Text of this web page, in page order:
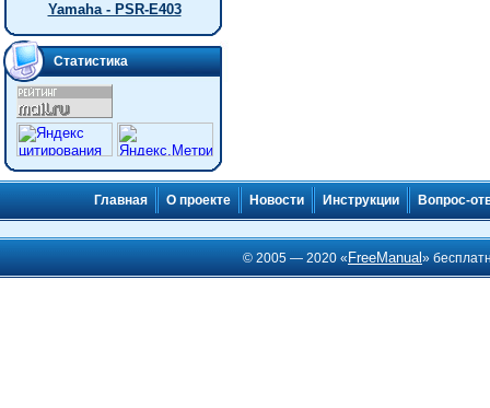
Yamaha - PSR-E403
Статистика
Главная О проекте Новости Инструкции Вопрос-
© 2005 — 2020 « FreeManual»